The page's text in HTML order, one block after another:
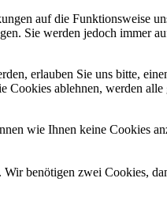
auf die Funktionsweise
Sie werden jedoch immer
erlauben Sie uns bitte,
ablehnen, werden alle
wie Ihnen keine Cookies
benötigen zwei Cookies,